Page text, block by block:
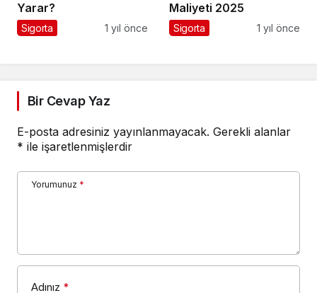
Yarar?
Sigorta 1 yıl önce
Maliyeti 2025
Sigorta 1 yıl önce
Bir Cevap Yaz
E-posta adresiniz yayınlanmayacak. Gerekli alanlar
* ile işaretlenmişlerdir
Yorumunuz *
Adınız *